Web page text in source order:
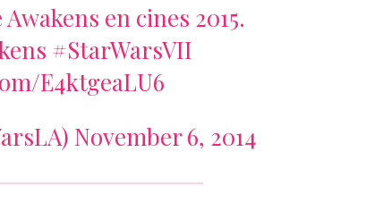
en cines 2015.
#StarWarsVII
E4ktgeaLU6
November 6, 2014